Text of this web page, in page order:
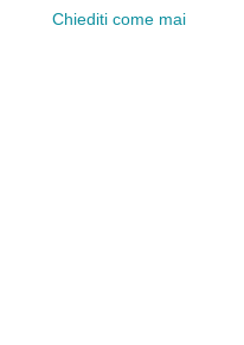
Chiediti come mai